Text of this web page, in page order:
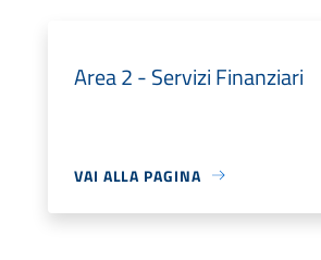
Area 2 - Servizi Finanziari
VAI ALLA PAGINA